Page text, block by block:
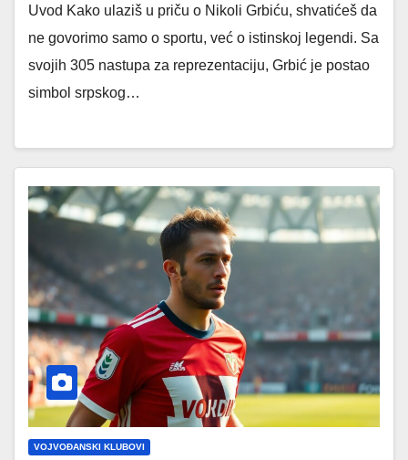
Uvod Kako ulaziš u priču o Nikoli Grbiću, shvatićeš da
ne govorimo samo o sportu, već o istinskoj legendi. Sa
svojih 305 nastupa za reprezentaciju, Grbić je postao
simbol srpskog…
VOJVOĐANSKI KLUBOVI